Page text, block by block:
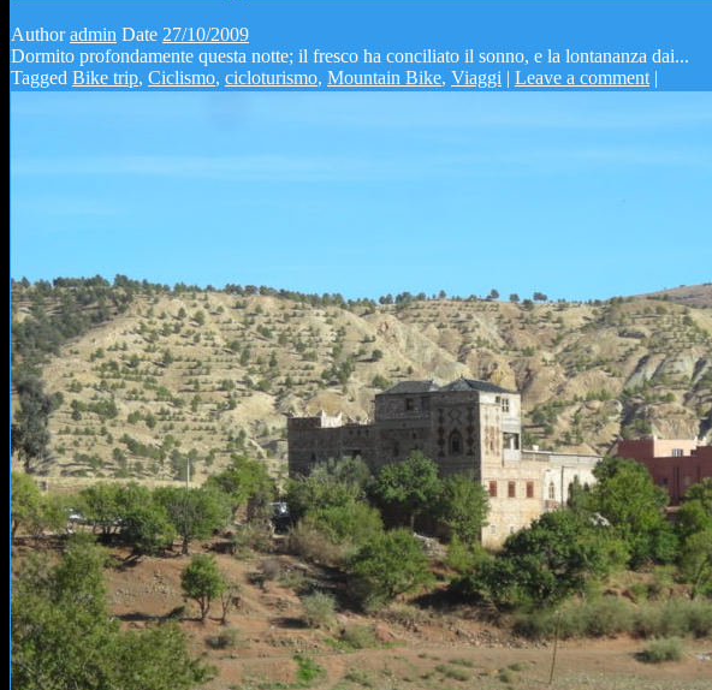
Authoradmin Date 27/10/2009
Dormito profondamente questa notte; il fresco ha conciliato il sonno, e la lontananza dai...
Tagged Bike trip, Ciclismo, cicloturismo, Mountain Bike, Viaggi | Leave a comment |